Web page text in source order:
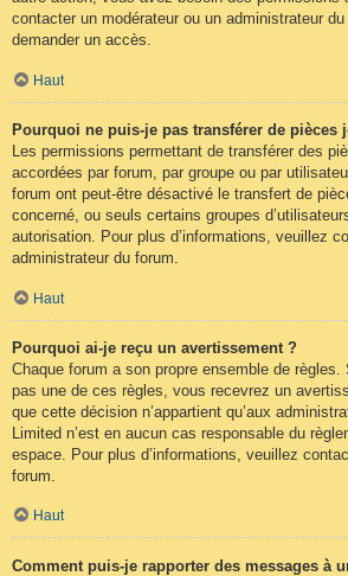
contacter un modérateur ou un administrateur
demander un accès.
Haut
Pourquoi ne puis-je pas transférer de pièces
Les permissions permettant de transférer des
accordées par forum, par groupe ou par
forum ont peut-être désactivé le transfert de
concerné, ou seuls certains groupes
autorisation. Pour plus d’informations, veuillez
administrateur du forum.
Haut
Pourquoi ai-je reçu un avertissement ?
Chaque forum a son propre ensemble de
pas une de ces règles, vous recevrez un
que cette décision n’appartient qu’aux
Limited n’est en aucun cas responsable du
espace. Pour plus d’informations, veuillez
forum.
Haut
Comment puis-je rapporter des messages à